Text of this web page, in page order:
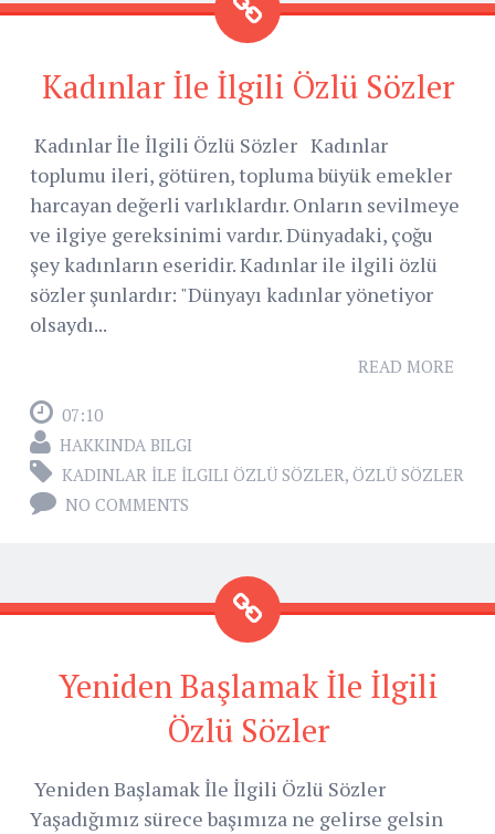
Kadınlar İle İlgili Özlü Sözler
Kadınlar İle İlgili Özlü Sözler Kadınlar
toplumu ileri, götüren, topluma büyük emekler
harcayan değerli varlıklardır. Onların sevilmeye
ve ilgiye gereksinimi vardır. Dünyadaki, çoğu
şey kadınların eseridir. Kadınlar ile ilgili özlü
sözler şunlardır: "Dünyayı kadınlar yönetiyor
olsaydı...
READ MORE
07:10
HAKKINDA BILGI
KADINLAR İLE İLGILI ÖZLÜ SÖZLER, ÖZLÜ SÖZLER
NO COMMENTS
Yeniden Başlamak İle İlgili
Özlü Sözler
Yeniden Başlamak İle İlgili Özlü Sözler
Yaşadığımız sürece başımıza ne gelirse gelsin